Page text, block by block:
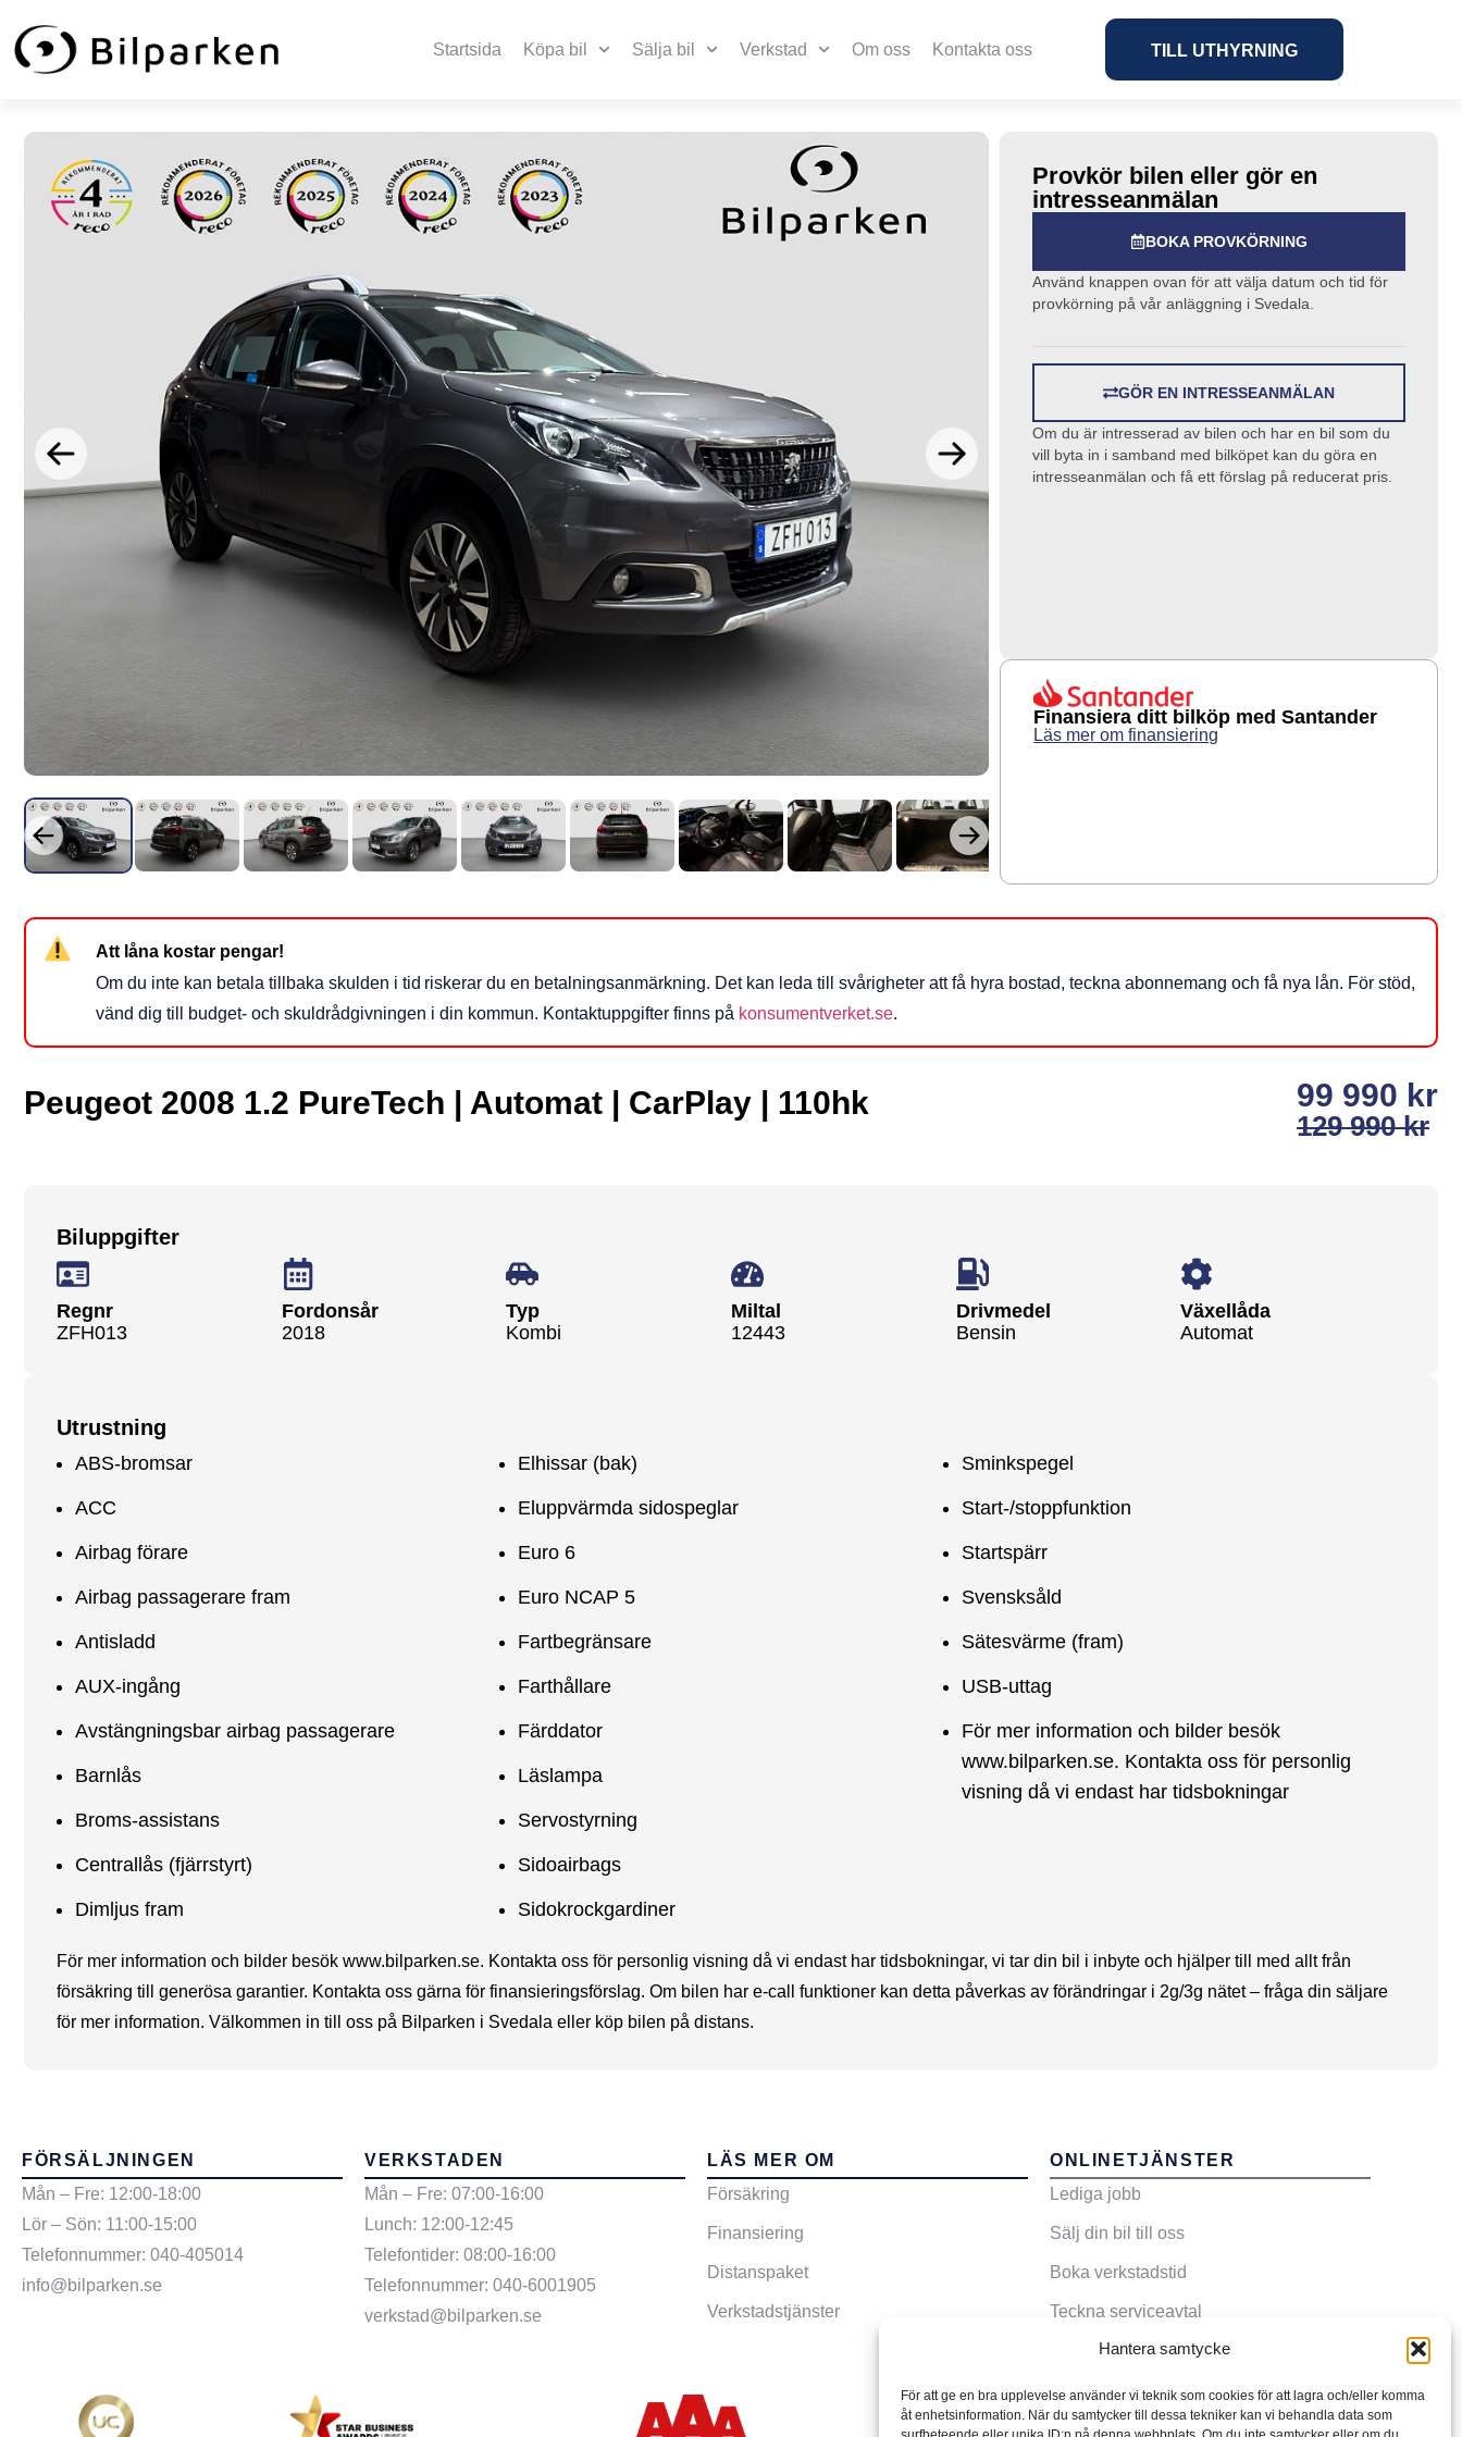
Hantera samtycke
För att ge en bra upplevelse använder vi teknik som cookies för att lagra och/eller komma
åt enhetsinformation. När du samtycker till dessa tekniker kan vi behandla data som
Startsida Köpa bil Sälja bil Verkstad Om oss Kontakta oss TILL UTHYRNING
Provkör bilen eller gör en
intresseanmälan
BOKA PROVKÖRNING
Använd knappen ovan för att välja datum och tid för
provkörning på vår anläggning i Svedala.
GÖR EN INTRESSEANMÄLAN
Om du är intresserad av bilen och har en bil som du
vill byta in i samband med bilköpet kan du göra en
intresseanmälan och få ett förslag på reducerat pris.
Finansiera ditt bilköp med Santander
Läs mer om finansiering
Att låna kostar pengar!
Om du inte kan betala tillbaka skulden i tid riskerar du en betalningsanmärkning. Det kan leda till svårigheter att få hyra bostad, teckna abonnemang och få nya lån. För stöd,
vänd dig till budget‑ och skuldrådgivningen i din kommun. Kontaktuppgifter finns på konsumentverket.se.
Peugeot 2008 1.2 PureTech | Automat | CarPlay | 110hk 99 990 kr
129 990 kr
Biluppgifter
Regnr
ZFH013
Fordonsår
2018
Typ
Kombi
Miltal
12443
Drivmedel
Bensin
Växellåda
Automat
Utrustning
ABS-bromsar
ACC
Airbag förare
Airbag passagerare fram
Antisladd
AUX-ingång
Avstängningsbar airbag passagerare
Barnlås
Broms-assistans
Centrallås (fjärrstyrt)
Dimljus fram
Elhissar (bak)
Eluppvärmda sidospeglar
Euro 6
Euro NCAP 5
Fartbegränsare
Farthållare
Färddator
Läslampa
Servostyrning
Sidoairbags
Sidokrockgardiner
Sminkspegel
Start-/stoppfunktion
Startspärr
Svensksåld
Sätesvärme (fram)
USB-uttag
För mer information och bilder besök
www.bilparken.se. Kontakta oss för personlig
visning då vi endast har tidsbokningar
För mer information och bilder besök www.bilparken.se. Kontakta oss för personlig visning då vi endast har tidsbokningar, vi tar din bil i inbyte och hjälper till med allt från
försäkring till generösa garantier. Kontakta oss gärna för finansieringsförslag. Om bilen har e-call funktioner kan detta påverkas av förändringar i 2g/3g nätet – fråga din säljare
för mer information. Välkommen in till oss på Bilparken i Svedala eller köp bilen på distans.
FÖRSÄLJNINGEN
Mån – Fre: 12:00-18:00
Lör – Sön: 11:00-15:00
Telefonnummer: 040-405014
info@bilparken.se
VERKSTADEN
Mån – Fre: 07:00-16:00
Lunch: 12:00-12:45
Telefontider: 08:00-16:00
Telefonnummer: 040-6001905
verkstad@bilparken.se
LÄS MER OM
Försäkring
Finansiering
Distanspaket
Verkstadstjänster
ONLINETJÄNSTER
Lediga jobb
Sälj din bil till oss
Boka verkstadstid
Teckna serviceavtal